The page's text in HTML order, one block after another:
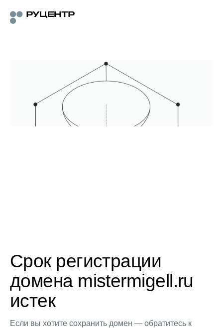
Срок регистрации
домена mistermigell.ru
истек
Если вы хотите сохранить домен — обратитесь к